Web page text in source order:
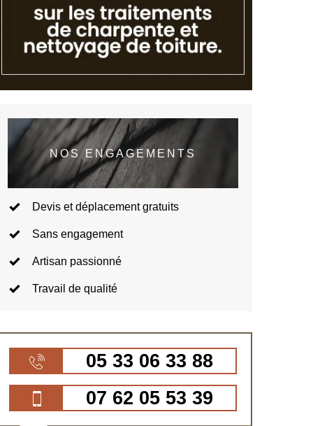
NOS ENGAGEMENTS
Devis et déplacement gratuits
Sans engagement
Artisan passionné
Travail de qualité
05 33 06 33 88
07 62 05 53 39